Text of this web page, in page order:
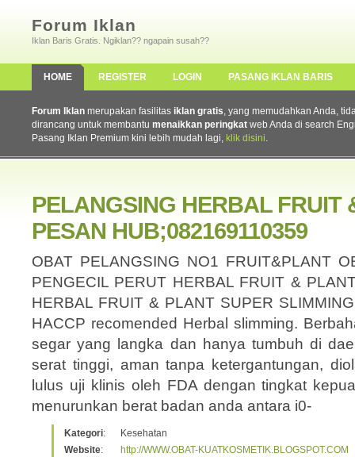
Forum Iklan
Iklan Baris Gratis. Ngiklan?? ngapain susah??
HOME REGISTER LOGIN PASANG IKLAN BARIS
Forum Iklan merupakan fasilitas iklan gratis, yang memudahkan Anda,
dirancang untuk membantu menaikkan peringkat web Anda di search
Pasang Iklan Premium kini lebih mudah lagi, klik disini.
PELANGSING HERBAL FRUIT
PESAN HUB;082169110359
OBAT PELANGSING NO1 FRUIT&PLANT
PENGECIL PERUT HERBAL FRUIT &
HERBAL FRUIT & PLANT SUPER
HACCP recomended Herbal slimming.
segar yang langka dan hanya tumbuh di
serat tinggi, aman tanpa ketergantungan,
lulus uji klinis oleh FDA dengan tingkat
menurunkan berat badan anda antara i0-
Kategori:
Kesehatan
Website:
http://WWW.OBAT-KUATKOSMETIK.BLOGSPOT.COM